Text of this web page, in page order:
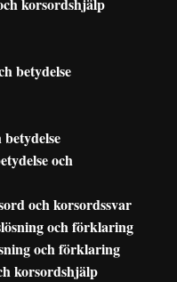
betydelse
och
och korsordssvar
och förklaring
och förklaring
korsordshjälp